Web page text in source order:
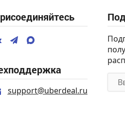
support@uberdeal.ru